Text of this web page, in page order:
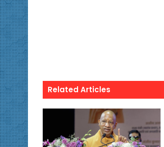
Related Articles